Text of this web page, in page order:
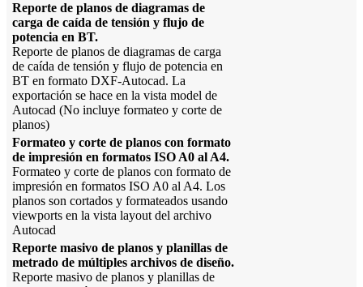
Reporte de planos de diagramas de
carga de caída de tensión y flujo de
potencia en BT.
Reporte de planos de diagramas de carga
de caída de tensión y flujo de potencia en
BT en formato DXF-Autocad. La
exportación se hace en la vista model de
Autocad (No incluye formateo y corte de
planos)
Formateo y corte de planos con formato
de impresión en formatos ISO A0 al A4.
Formateo y corte de planos con formato de
impresión en formatos ISO A0 al A4. Los
planos son cortados y formateados usando
viewports en la vista layout del archivo
Autocad
Reporte masivo de planos y planillas de
metrado de múltiples archivos de diseño.
Reporte masivo de planos y planillas de